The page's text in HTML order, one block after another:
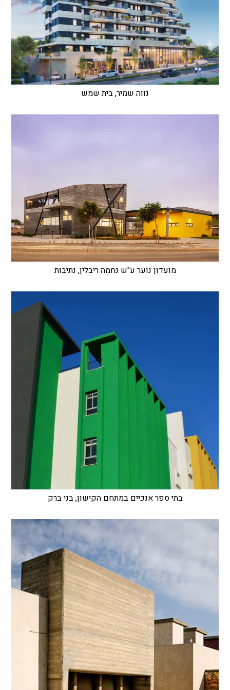
נווה שמיר, בית שמש
מועדון נוער ע"ש נחמה ריבלין, נתיבות
בתי ספר אנכיים במתחם הקישון, בני ברק